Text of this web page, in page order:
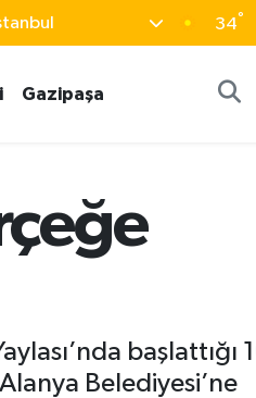
34°
Gazipaşa
başlattığı
Belediyesi’ne